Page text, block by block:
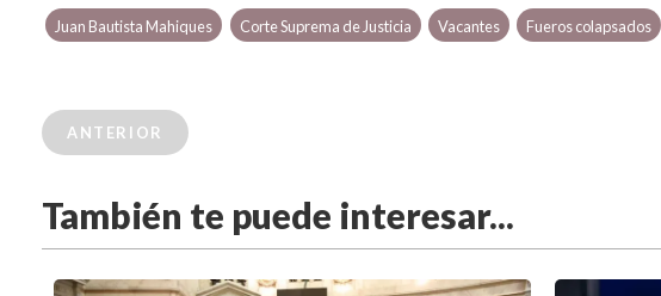
Juan Bautista Mahiques Corte Suprema de Justicia Vacantes Fueros colapsados
ANTERIOR
También te puede interesar...